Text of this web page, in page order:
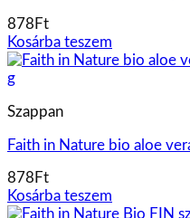
878 Ft
Kosárba teszem
Szappan
Faith in Nature bio aloe
878 Ft
Kosárba teszem